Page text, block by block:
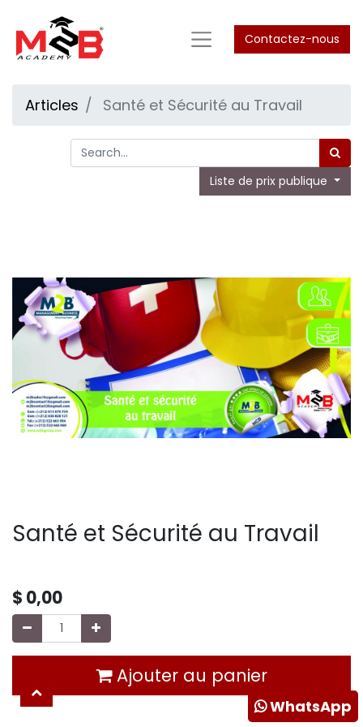
Contactez-nous
Articles Santé et Sécurité au Travail
Liste de prix publique
Santé et Sécurité au Travail
$ 0,00
Ajouter au panier
WhatsApp